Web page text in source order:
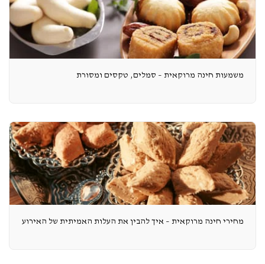
משמעות חינה מרוקאית – סמלים, טקסים ומסורת
מחירי חינה מרוקאית – איך להבין את העלות האמיתית של האירוע